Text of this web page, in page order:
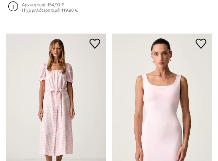
Αρχική τιμή:154,90 €
Η χαμηλότερη τιμή:119,90 €